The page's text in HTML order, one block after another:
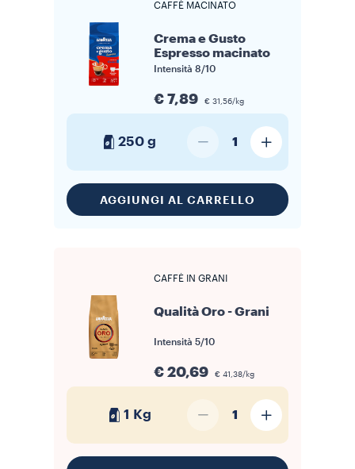
CAFFÈ MACINATO
Crema e Gusto
Espresso macinato
Intensità 8/10
€ 7,89 € 31,56/kg
250 g 1
AGGIUNGI AL CARRELLO
CAFFÈ IN GRANI
Qualità Oro - Grani
Intensità 5/10
€ 20,69 € 41,38/kg
1 Kg 1